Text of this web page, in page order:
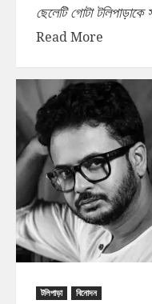
ছেলেটি গোটা
Read More
টলিপাড়া বিনোদন